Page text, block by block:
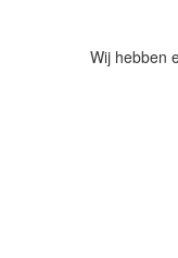
Wij hebben